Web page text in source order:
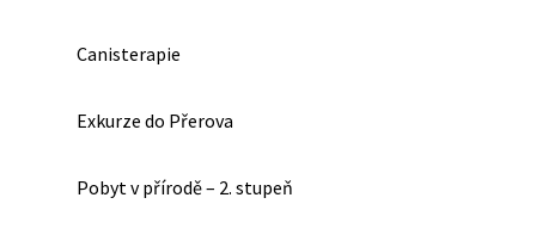
Canisterapie
Exkurze do Přerova
Pobyt v přírodě – 2. stupeň